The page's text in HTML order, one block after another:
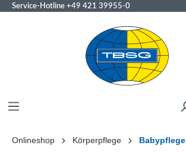
Service-Hotline +49 421 39955-0
Onlineshop Körperpflege Babypflege